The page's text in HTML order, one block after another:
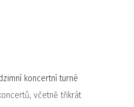
koncertní turné
včetně třikrát